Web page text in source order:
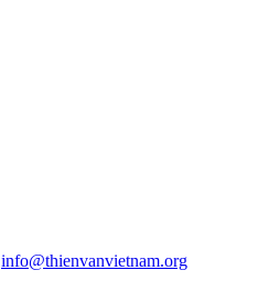
info@thienvanvietnam.org